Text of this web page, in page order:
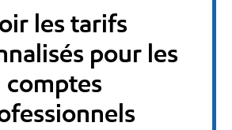
les tarifs
pour les
comptes